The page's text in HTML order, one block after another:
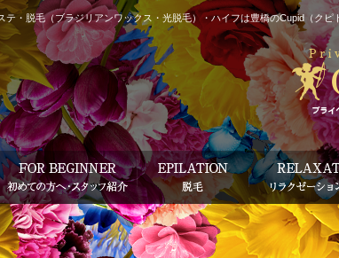
テ・脱毛（ブラジリアンワックス・光脱毛）・ハイフは豊橋のCupid（クピ